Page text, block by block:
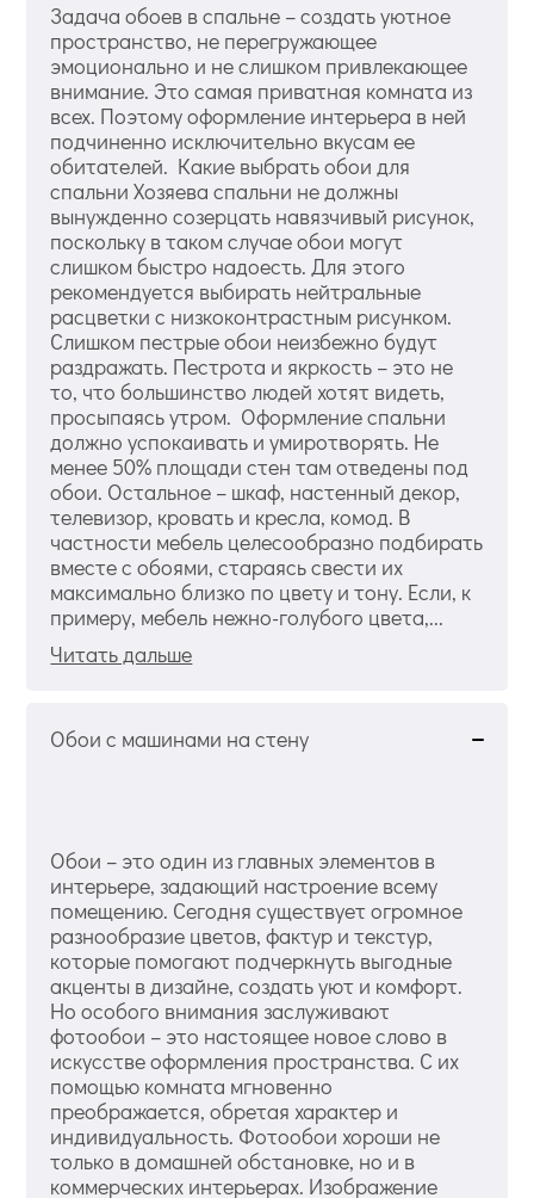
Задача обоев в спальне – создать уютное
пространство, не перегружающее
эмоционально и не слишком привлекающее
внимание. Это самая приватная комната из
всех. Поэтому оформление интерьера в ней
подчиненно исключительно вкусам ее
обитателей. Какие выбрать обои для
спальни Хозяева спальни не должны
вынужденно созерцать навязчивый рисунок,
поскольку в таком случае обои могут
слишком быстро надоесть. Для этого
рекомендуется выбирать нейтральные
расцветки с низкоконтрастным рисунком.
Слишком пестрые обои неизбежно будут
раздражать. Пестрота и якркость – это не
то, что большинство людей хотят видеть,
просыпаясь утром. Оформление спальни
должно успокаивать и умиротворять. Не
менее 50% площади стен там отведены под
обои. Остальное – шкаф, настенный декор,
телевизор, кровать и кресла, комод. В
частности мебель целесообразно подбирать
вместе с обоями, стараясь свести их
максимально близко по цвету и тону. Если, к
примеру, мебель нежно-голубого цвета,...
Читать дальше
Обои с машинами на стену
Обои – это один из главных элементов в
интерьере, задающий настроение всему
помещению. Сегодня существует огромное
разнообразие цветов, фактур и текстур,
которые помогают подчеркнуть выгодные
акценты в дизайне, создать уют и комфорт.
Но особого внимания заслуживают
фотообои – это настоящее новое слово в
искусстве оформления пространства. С их
помощью комната мгновенно
преображается, обретая характер и
индивидуальность. Фотообои хороши не
только в домашней обстановке, но и в
коммерческих интерьерах. Изображение